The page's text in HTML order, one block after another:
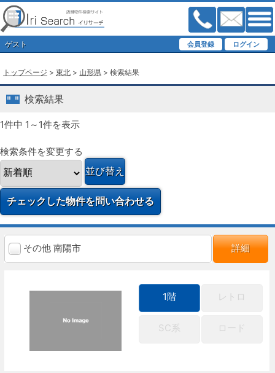
ゲスト
トップページ > 東北 > 山形県 > 検索結果
検索結果
1件中 1～1件を表示
検索条件を変更する
その他 南陽市 詳細
1階 レトロ
SC系 ロード